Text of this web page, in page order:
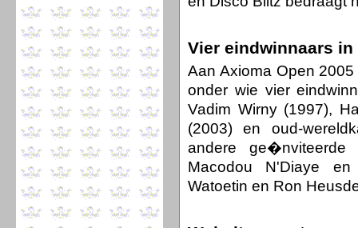
Vier eindwinnaars
Aan Axioma Open
onder wie vier
Vadim Wirny (1997),
(2003) en oud-
andere ge�nviteerde
Macodou N'Diaye
Watoetin en Ron